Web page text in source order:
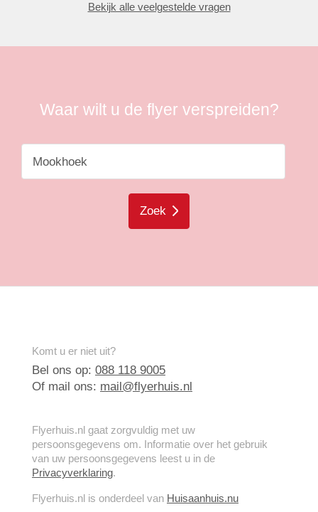
Bekijk alle veelgestelde vragen
Waar wilt u de flyer verspreiden?
Zoek
Komt u er niet uit?
Bel ons op: 088 118 9005
Of mail ons: mail@flyerhuis.nl
Flyerhuis.nl gaat zorgvuldig met uw
persoonsgegevens om. Informatie over het gebruik
van uw persoonsgegevens leest u in de
Privacyverklaring.
Flyerhuis.nl is onderdeel van Huisaanhuis.nu